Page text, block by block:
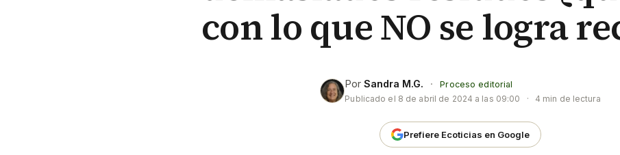
con lo que NO se logra
PorSandra M.G. ·
Proceso editorial
Publicado el 8 de abril de 2024 a las 09:00 · 4 min de lectura
Prefiere Ecoticias en Google